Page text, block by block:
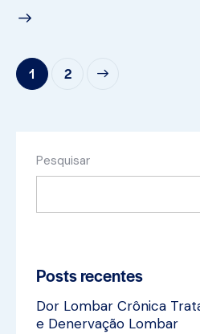
1 2
Pesquisar
Posts recentes
Dor Lombar Crônica
e Denervação Lombar